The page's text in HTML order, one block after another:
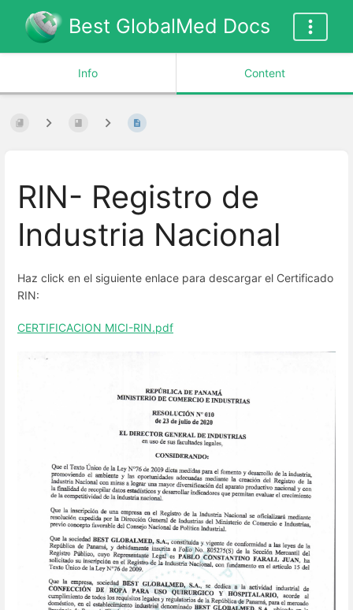
Best GlobalMed Docs
Info Content
RIN- Registro de
Industria Nacional
Haz click en el siguiente enlace para descargar el Certificado
RIN:
CERTIFICACION MICI-RIN.pdf